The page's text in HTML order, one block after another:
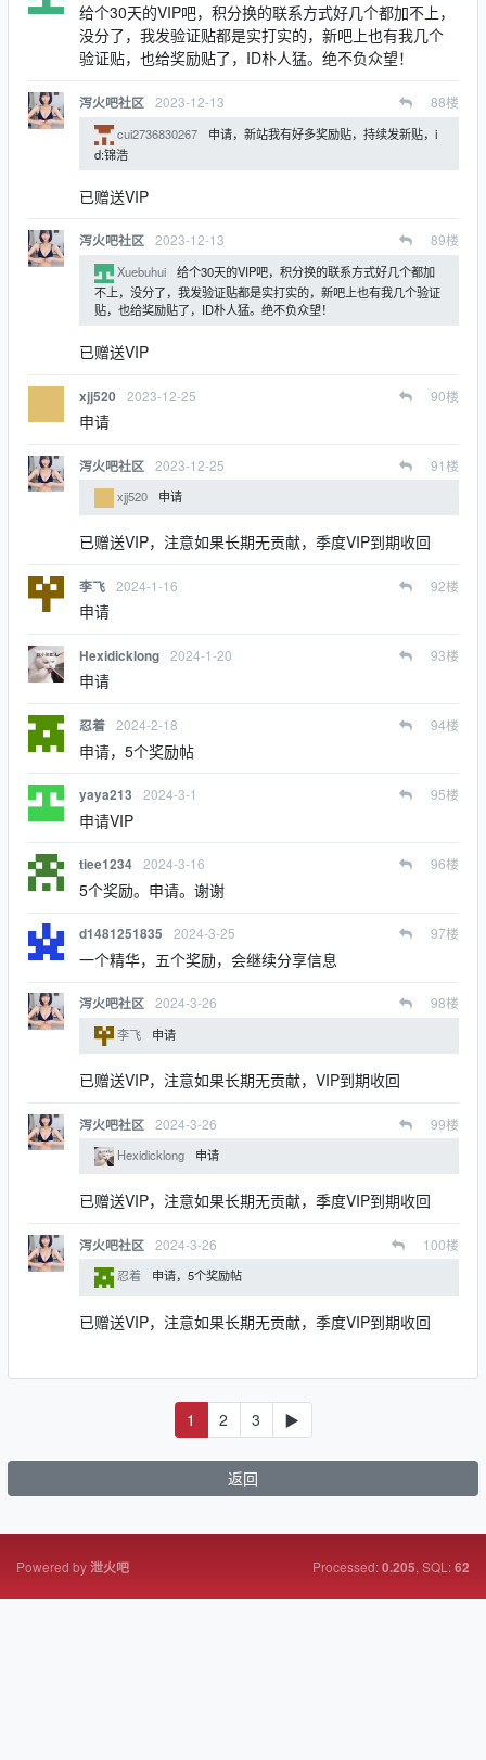
给个30天的VIP吧，积分换的联系方式好几个都加不上，
没分了，我发验证贴都是实打实的，新吧上也有我几个
验证贴，也给奖励贴了，ID朴人猛。绝不负众望！
泻火吧社区 2023-12-13 88楼
cui2736830267
申请，新站我有好多奖励贴，持续发新贴，i
d:锦浩
已赠送VIP
泻火吧社区 2023-12-13 89楼
Xuebuhui
给个30天的VIP吧，积分换的联系方式好几个都加
不上，没分了，我发验证贴都是实打实的，新吧上也有我几个验证
贴，也给奖励贴了，ID朴人猛。绝不负众望！
已赠送VIP
xjj520 2023-12-25 90楼
申请
泻火吧社区 2023-12-25 91楼
xjj520 申请
已赠送VIP，注意如果长期无贡献，季度VIP到期收回
李飞 2024-1-16 92楼
申请
Hexidicklong 2024-1-20 93楼
申请
忍着 2024-2-18 94楼
申请，5个奖励帖
yaya213 2024-3-1 95楼
申请VIP
tiee1234 2024-3-16 96楼
5个奖励。申请。谢谢
d1481251835 2024-3-25 97楼
一个精华，五个奖励，会继续分享信息
泻火吧社区 2024-3-26 98楼
李飞 申请
已赠送VIP，注意如果长期无贡献，VIP到期收回
泻火吧社区 2024-3-26 99楼
Hexidicklong 申请
已赠送VIP，注意如果长期无贡献，季度VIP到期收回
泻火吧社区 2024-3-26 100楼
忍着 申请，5个奖励帖
已赠送VIP，注意如果长期无贡献，季度VIP到期收回
1 2 3 ▶
返回
Powered by泄火吧 Processed:0.205, SQL:62